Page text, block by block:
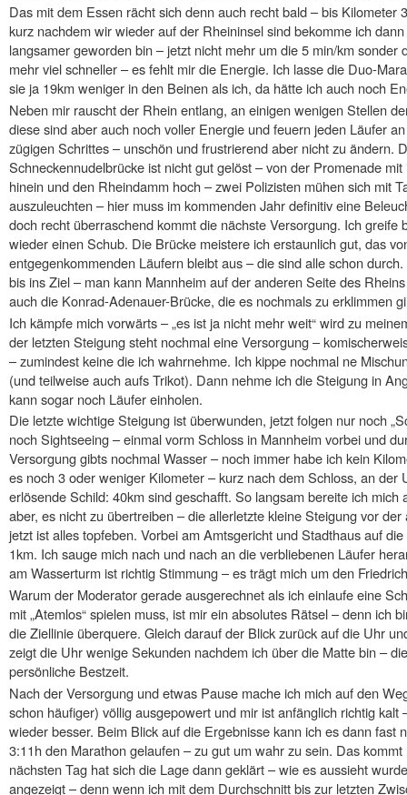
Das mit dem Essen rächt sich denn auch recht bald – bis Kilometer
kurz nachdem wir wieder auf der Rheininsel sind bekomme ich
langsamer geworden bin – jetzt nicht mehr um die 5 min/km sonder
mehr viel schneller – es fehlt mir die Energie. Ich lasse die Duo-
sie ja 19km weniger in den Beinen als ich, da hätte ich auch noch
Neben mir rauscht der Rhein entlang, an einigen wenigen Stellen
diese sind aber auch noch voller Energie und feuern jeden Läufer
zügigen Schrittes – unschön und frustrierend aber nicht zu ändern.
Schneckennudelbrücke ist nicht gut gelöst – von der Promenade
hinein und den Rheindamm hoch – zwei Polizisten mühen sich mit
auszuleuchten – hier muss im kommenden Jahr definitiv eine
doch recht überraschend kommt die nächste Versorgung. Ich greife
wieder einen Schub. Die Brücke meistere ich erstaunlich gut, das
entgegenkommenden Läufern bleibt aus – die sind alle schon
bis ins Ziel – man kann Mannheim auf der anderen Seite des
auch die Konrad-Adenauer-Brücke, die es nochmals zu erklimmen
Ich kämpfe mich vorwärts – „es ist ja nicht mehr weit“ wird zu
der letzten Steigung steht nochmal eine Versorgung –
– zumindest keine die ich wahrnehme. Ich kippe nochmal ne
(und teilweise auch aufs Trikot). Dann nehme ich die Steigung in
kann sogar noch Läufer einholen.
Die letzte wichtige Steigung ist überwunden, jetzt folgen nur noch
noch Sightseeing – einmal vorm Schloss in Mannheim vorbei und
Versorgung gibts nochmal Wasser – noch immer habe ich kein
es noch 3 oder weniger Kilometer – kurz nach dem Schloss, an der
erlösende Schild: 40km sind geschafft. So langsam bereite ich
aber, es nicht zu übertreiben – die allerletzte kleine Steigung vor
jetzt ist alles topfeben. Vorbei am Amtsgericht und Stadthaus auf
1km. Ich sauge mich nach und nach an die verbliebenen Läufer
am Wasserturm ist richtig Stimmung – es trägt mich um den
Warum der Moderator gerade ausgerechnet als ich einlaufe eine
mit „Atemlos“ spielen muss, ist mir ein absolutes Rätsel – denn ich
die Ziellinie überquere. Gleich darauf der Blick zurück auf die Uhr
zeigt die Uhr wenige Sekunden nachdem ich über die Matte bin –
persönliche Bestzeit.
Nach der Versorgung und etwas Pause mache ich mich auf den
schon häufiger) völlig ausgepowert und mir ist anfänglich richtig
wieder besser. Beim Blick auf die Ergebnisse kann ich es dann fast
3:11h den Marathon gelaufen – zu gut um wahr zu sein. Das
nächsten Tag hat sich die Lage dann geklärt – wie es aussieht
angezeigt – denn wenn ich mit dem Durchschnitt bis zur letzten